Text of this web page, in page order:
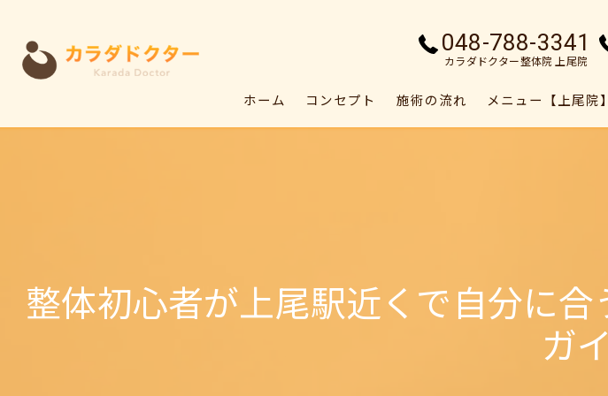
048-788-3341
カラダドクター整体院 上尾院
ホーム コンセプト 施術の流れ メニュー【上尾院】
整体初心者が上尾駅近くで自分に
ガ